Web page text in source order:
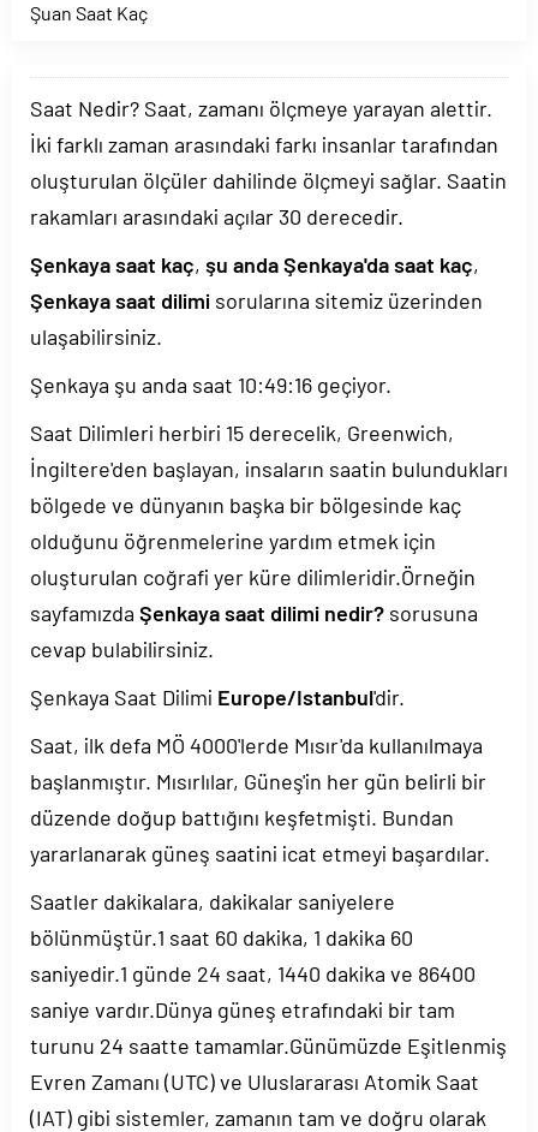
Şuan Saat Kaç
Saat Nedir? Saat, zamanı ölçmeye yarayan alettir.
İki farklı zaman arasındaki farkı insanlar tarafından
oluşturulan ölçüler dahilinde ölçmeyi sağlar. Saatin
rakamları arasındaki açılar 30 derecedir.
Şenkaya saat kaç, şu anda Şenkaya'da saat kaç,
Şenkaya saat dilimi sorularına sitemiz üzerinden
ulaşabilirsiniz.
Şenkaya şu anda saat 10:49:16 geçiyor.
Saat Dilimleri herbiri 15 derecelik, Greenwich,
İngiltere'den başlayan, insaların saatin bulundukları
bölgede ve dünyanın başka bir bölgesinde kaç
olduğunu öğrenmelerine yardım etmek için
oluşturulan coğrafi yer küre dilimleridir.Örneğin
sayfamızda Şenkaya saat dilimi nedir? sorusuna
cevap bulabilirsiniz.
Şenkaya Saat Dilimi Europe/Istanbul'dir.
Saat, ilk defa MÖ 4000'lerde Mısır'da kullanılmaya
başlanmıştır. Mısırlılar, Güneş'in her gün belirli bir
düzende doğup battığını keşfetmişti. Bundan
yararlanarak güneş saatini icat etmeyi başardılar.
Saatler dakikalara, dakikalar saniyelere
bölünmüştür.1 saat 60 dakika, 1 dakika 60
saniyedir.1 günde 24 saat, 1440 dakika ve 86400
saniye vardır.Dünya güneş etrafındaki bir tam
turunu 24 saatte tamamlar.Günümüzde Eşitlenmiş
Evren Zamanı (UTC) ve Uluslararası Atomik Saat
(IAT) gibi sistemler, zamanın tam ve doğru olarak